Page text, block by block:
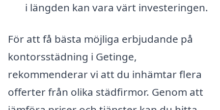
i längden kan vara värt investeringen.
För att få bästa möjliga erbjudande på
kontorsstädning i Getinge,
rekommenderar vi att du inhämtar flera
offerter från olika städfirmor. Genom att